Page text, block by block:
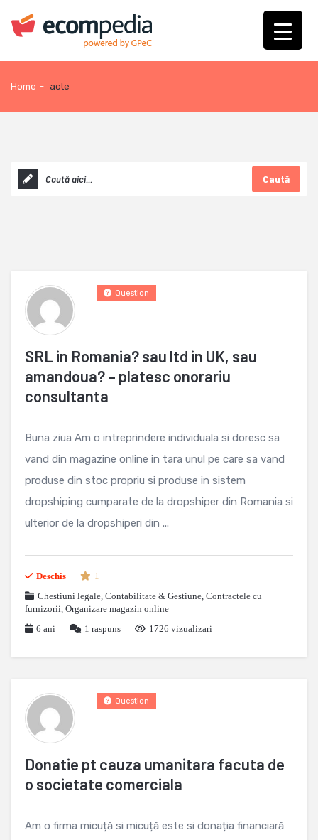
Home - acte
Caută
SRL in Romania? sau ltd in UK, sau
amandoua? – platesc onorariu
consultanta
Question
Buna ziua Am o intreprindere individuala si doresc sa
vand din magazine online in tara unul pe care sa vand
produse din stoc propriu si produse in sistem
dropshiping cumparate de la dropshiper din Romania si
ulterior de la dropshiperi din ...
Deschis
1
Chestiuni legale, Contabilitate & Gestiune, Contractele cu
furnizorii, Organizare magazin online
6 ani
1 raspuns 1726 vizualizari
Donatie pt cauza umanitara facuta de
o societate comerciala
Question
Am o firma micuță si micuță este si donația financiară